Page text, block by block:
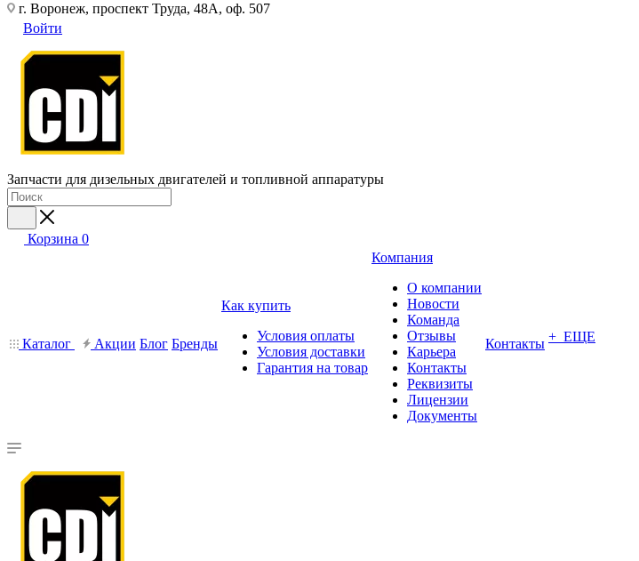
г. Воронеж, проспект Труда, 48А, оф. 507
Войти
Запчасти для дизельных двигателей и топливной аппаратуры
Корзина 0
Каталог Акции Блог Бренды
Как купить
Условия оплаты
Условия доставки
Гарантия на товар
Компания
О компании
Новости
Команда
Отзывы
Карьера
Контакты
Реквизиты
Лицензии
Документы
Контакты + ЕЩЕ